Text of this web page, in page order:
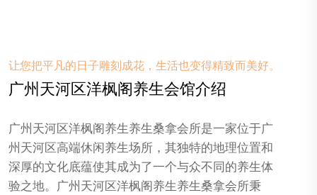
让您把平凡的日子雕刻成花，生活也变得精致而美好。
广州天河区洋枫阁养生会馆介绍
广州天河区洋枫阁养生养生桑拿会所是一家位于广
州天河区高端休闲养生场所，其独特的地理位置和
深厚的文化底蕴使其成为了一个与众不同的养生体
验之地。广州天河区洋枫阁养生养生桑拿会所秉